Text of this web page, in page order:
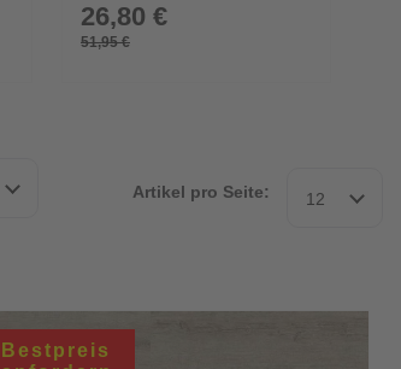
26,80 €
51,95 €
Artikel pro Seite: 12
Bestpreis